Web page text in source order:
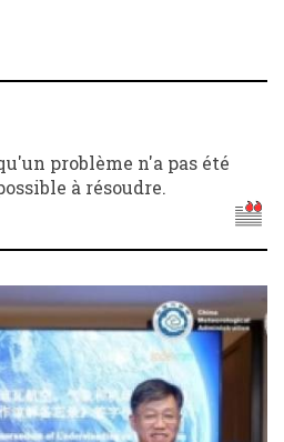
problème n'a pas été
à résoudre.